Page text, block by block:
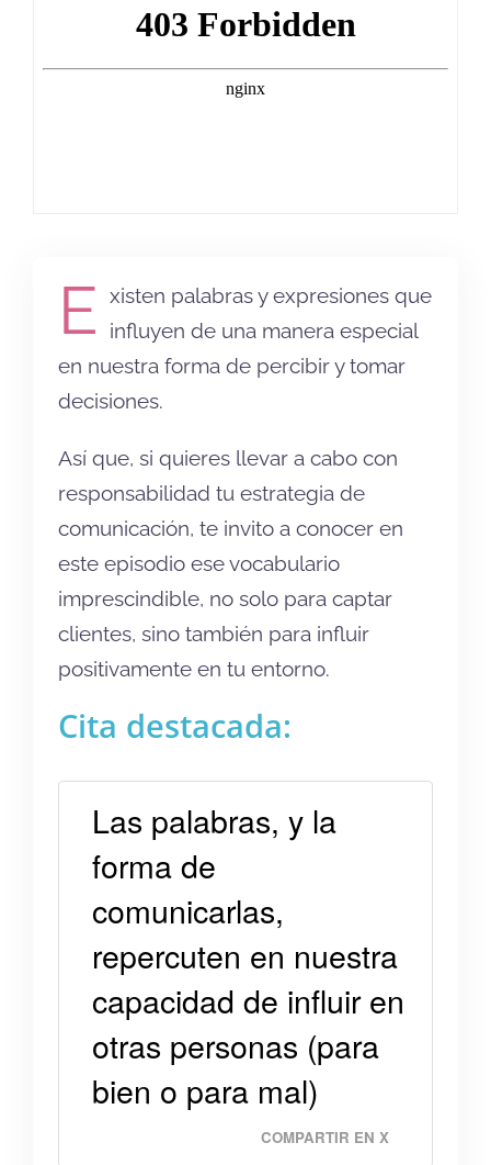
E
xisten palabras y expresiones que
influyen de una manera especial
en nuestra forma de percibir y tomar
decisiones.
Así que, si quieres llevar a cabo con
responsabilidad tu estrategia de
comunicación, te invito a conocer en
este episodio ese vocabulario
imprescindible, no solo para captar
clientes, sino también para influir
positivamente en tu entorno.
Cita destacada:
Las palabras, y la
forma de
comunicarlas,
repercuten en nuestra
capacidad de influir en
otras personas (para
bien o para mal)
COMPARTIR EN X